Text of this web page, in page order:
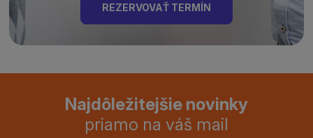
REZERVOVAŤ TERMÍN
Najdôležitejšie novinky
priamo na váš mail